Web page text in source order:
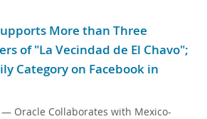
More than Three
of "La Vecindad de El Chavo";
Category on Facebook in
— Oracle Collaborates with Mexico-